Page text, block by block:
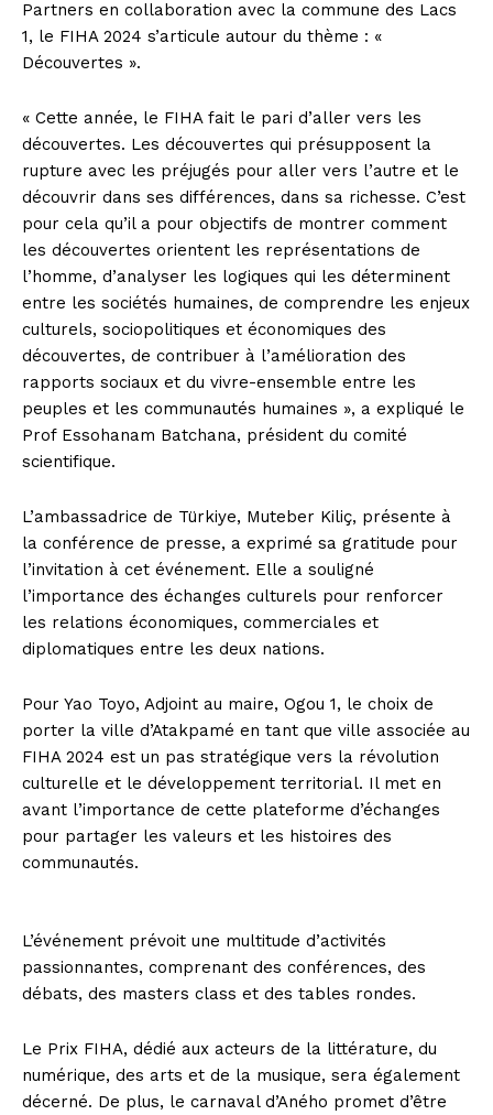
Partners en collaboration avec la commune des Lacs
1, le FIHA 2024 s’articule autour du thème : «
Découvertes ».
« Cette année, le FIHA fait le pari d’aller vers les
découvertes. Les découvertes qui présupposent la
rupture avec les préjugés pour aller vers l’autre et le
découvrir dans ses différences, dans sa richesse. C’est
pour cela qu’il a pour objectifs de montrer comment
les découvertes orientent les représentations de
l’homme, d’analyser les logiques qui les déterminent
entre les sociétés humaines, de comprendre les enjeux
culturels, sociopolitiques et économiques des
découvertes, de contribuer à l’amélioration des
rapports sociaux et du vivre-ensemble entre les
peuples et les communautés humaines », a expliqué le
Prof Essohanam Batchana, président du comité
scientifique.
L’ambassadrice de Türkiye, Muteber Kiliç, présente à
la conférence de presse, a exprimé sa gratitude pour
l’invitation à cet événement. Elle a souligné
l’importance des échanges culturels pour renforcer
les relations économiques, commerciales et
diplomatiques entre les deux nations.
Pour Yao Toyo, Adjoint au maire, Ogou 1, le choix de
porter la ville d’Atakpamé en tant que ville associée au
FIHA 2024 est un pas stratégique vers la révolution
culturelle et le développement territorial. Il met en
avant l’importance de cette plateforme d’échanges
pour partager les valeurs et les histoires des
communautés.
L’événement prévoit une multitude d’activités
passionnantes, comprenant des conférences, des
débats, des masters class et des tables rondes.
Le Prix FIHA, dédié aux acteurs de la littérature, du
numérique, des arts et de la musique, sera également
décerné. De plus, le carnaval d’Aného promet d’être